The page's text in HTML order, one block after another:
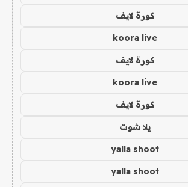
كورة لايف
koora live
كورة لايف
koora live
كورة لايف
يلا شوت
yalla shoot
yalla shoot